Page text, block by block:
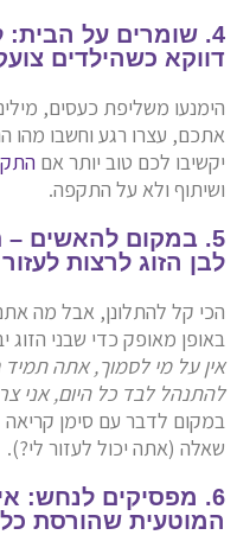
4. שומרים על
דווקא כשהילדים
הימנעו משליפת כעסים,
אתכם, עצרו רגע וחשבו מהו
יקשיבו לכם טוב יותר אם
ושיתוף ולא על התקפה.
5. במקום להאשים
לבן הזוג לרצות לעזור
הכי קל להתלונן, אבל מה
באופן מאופק כדי שבני
אין על מי לסמוך, אתה תמיד
להתנהל לבד כל היום, אני
במקום לדבר עם סימן
שאלה (אתה יכול לעזור לי?).
6. מפסיקים לנחש:
המוטעית שהורסת